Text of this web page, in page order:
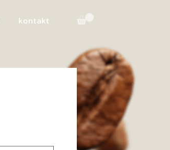
kontakt